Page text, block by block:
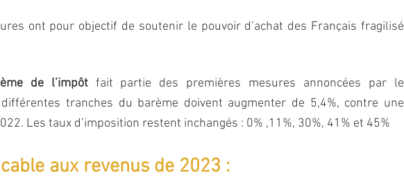
ont pour objectif de soutenir le pouvoir d’achat des Français fragilisé
de l’impôt fait partie des premières mesures annoncées par le
différentes tranches du barème doivent augmenter de 5,4%, contre une
Les taux d’imposition restent inchangés : 0% ,11%, 30%, 41% et 45%
aux revenus de 2023 :